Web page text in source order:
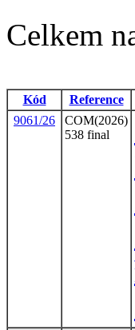
Celkem
Kód
Reference
9061/26
COM(2026)
538 final